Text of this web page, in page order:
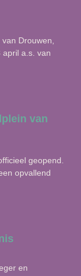
Drouwen,
a.s. van
van
geopend.
opvallend
en